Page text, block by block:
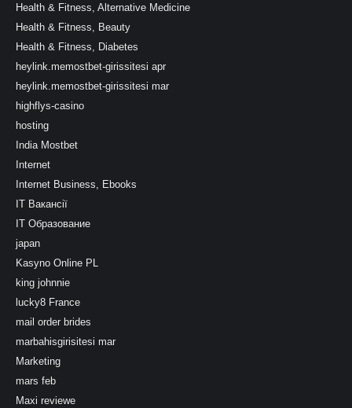
Health & Fitness, Alternative Medicine
Health & Fitness, Beauty
Health & Fitness, Diabetes
heylink.memostbet-girissitesi apr
heylink.memostbet-girissitesi mar
highflys-casino
hosting
India Mostbet
Internet
Internet Business, Ebooks
IT Вакансії
IT Образование
japan
Kasyno Online PL
king johnnie
lucky8 France
mail order brides
marbahisgirisitesi mar
Marketing
mars feb
Maxi reviewe